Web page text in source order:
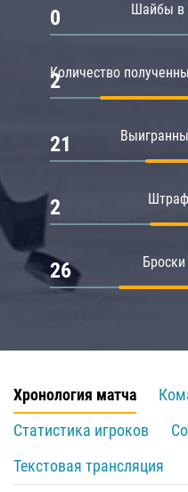
Шайбы в
0
Количество
2
21
2
26
Хронология матча
Статистика игроков
Текстовая трансляция